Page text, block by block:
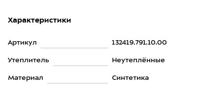
Характеристики
Артикул 132419.791.10.00
Утеплитель Неутеплённые
Материал Синтетика